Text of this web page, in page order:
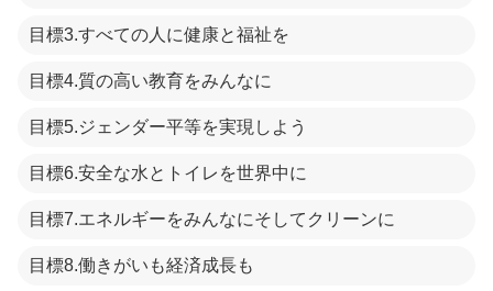
目標3.すべての人に健康と福祉を
目標4.質の高い教育をみんなに
目標5.ジェンダー平等を実現しよう
目標6.安全な水とトイレを世界中に
目標7.エネルギーをみんなにそしてクリーンに
目標8.働きがいも経済成長も